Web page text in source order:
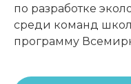
по разработке
среди команд
программу